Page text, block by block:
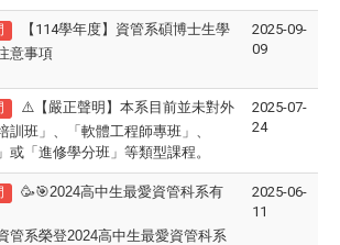
【114學年度】資管系碩博士生學
意事項
2025-09-
09
⚠【嚴正聲明】本系目前並未對外
訓班」、「軟體工程師專班」、
或「進修學分班」等類型課程。
2025-07-
24
🥳🎯2024高中生最愛資管科系有
管系榮登2024高中生最愛資管科系
2025-06-
11